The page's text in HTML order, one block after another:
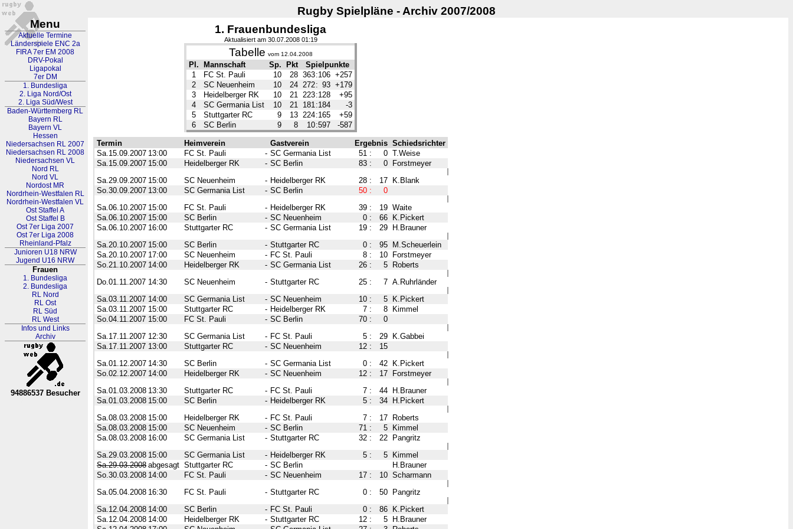
Rugby Spielpläne - Archiv 2007/2008
Menu
Aktuelle Termine
Länderspiele ENC 2a
FIRA 7er EM 2008
DRV-Pokal
Ligapokal
7er DM
1. Bundesliga
2. Liga Nord/Ost
2. Liga Süd/West
Baden-Württemberg RL
Bayern RL
Bayern VL
Hessen
Niedersachsen RL 2007
Niedersachsen RL 2008
Niedersachsen VL
Nord RL
Nord VL
Nordost MR
Nordrhein-Westfalen RL
Nordrhein-Westfalen VL
Ost Staffel A
Ost Staffel B
Ost 7er Liga 2007
Ost 7er Liga 2008
Rheinland-Pfalz
Junioren U18 NRW
Jugend U16 NRW
Frauen
1. Bundesliga
2. Bundesliga
RL Nord
RL Ost
RL Süd
RL West
Infos und Links
Archiv
94886537 Besucher
1. Frauenbundesliga
Aktualisiert am 30.07.2008 01:19
Tabelle vom 12.04.2008
Pl. Mannschaft Sp. Pkt
Spielpunkte
1
FC St. Pauli 10 28 363:106 +257
2
SC Neuenheim 10 24 272: 93 +179
3
Heidelberger RK 10 21 223:128
+95
4
SC Germania List 10 21 181:184
-3
5
Stuttgarter RC 9 13 224:165
+59
6
SC Berlin 9 8 10:597 -587
Termin Heimverein Gastverein Ergebnis Schiedsrichter
Sa.15.09.2007 13:00 FC St. Pauli - SC Germania List 51 : 0 T.Weise
Sa.15.09.2007 15:00 Heidelberger RK - SC Berlin 83 : 0
Forstmeyer
Sa.29.09.2007 15:00 SC Neuenheim - Heidelberger RK 28 : 17
K.Blank
So.30.09.2007 13:00 SC Germania List - SC Berlin 50 :
0
Sa.06.10.2007 15:00 FC St. Pauli - Heidelberger RK 39 : 19 Waite
Sa.06.10.2007 15:00 SC Berlin - SC Neuenheim 0 : 66
K.Pickert
Sa.06.10.2007 16:00 Stuttgarter RC - SC Germania List 19 : 29
H.Brauner
Sa.20.10.2007 15:00 SC Berlin - Stuttgarter RC 0 : 95
M.Scheuerlein
Sa.20.10.2007 17:00 SC Neuenheim - FC St. Pauli 8 : 10
Forstmeyer
So.21.10.2007 14:00 Heidelberger RK - SC Germania List 26 : 5
Roberts
Do.01.11.2007 14:30 SC Neuenheim - Stuttgarter RC 25 : 7 A.Ruhrländer
Sa.03.11.2007 14:00 SC Germania List - SC Neuenheim 10 : 5
K.Pickert
Sa.03.11.2007 15:00 Stuttgarter RC - Heidelberger RK 7 : 8
Kimmel
So.04.11.2007 15:00 FC St. Pauli - SC Berlin 70 :
0
Sa.17.11.2007 12:30 SC Germania List - FC St. Pauli 5 : 29
K.Gabbei
Sa.17.11.2007 13:00 Stuttgarter RC - SC Neuenheim 12 :
15
Sa.01.12.2007 14:30 SC Berlin - SC Germania List 0 : 42
K.Pickert
So.02.12.2007 14:00 Heidelberger RK - SC Neuenheim 12 : 17
Forstmeyer
Sa.01.03.2008 13:30 Stuttgarter RC - FC St. Pauli 7 : 44
H.Brauner
Sa.01.03.2008 15:00 SC Berlin - Heidelberger RK 5 : 34
H.Pickert
Sa.08.03.2008 15:00 Heidelberger RK - FC St. Pauli 7 : 17
Roberts
Sa.08.03.2008 15:00 SC Neuenheim - SC Berlin 71 : 5
Kimmel
Sa.08.03.2008 16:00 SC Germania List - Stuttgarter RC 32 : 22
Pangritz
Sa.29.03.2008 15:00 SC Germania List - Heidelberger RK 5 : 5
Kimmel
Sa.29.03.2008 abgesagt Stuttgarter RC - SC Berlin
H.Brauner
So.30.03.2008 14:00 FC St. Pauli - SC Neuenheim 17 : 10 Scharmann
Sa.05.04.2008 16:30 FC St. Pauli - Stuttgarter RC 0 : 50
Pangritz
Sa.12.04.2008 14:00 SC Berlin - FC St. Pauli 0 : 86
K.Pickert
Sa.12.04.2008 14:00 Heidelberger RK - Stuttgarter RC 12 : 5
H.Brauner